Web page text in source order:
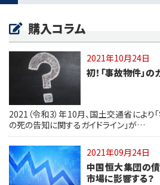
購入コラム
2021年10月24日
初！「事故物件」の
2021（令和3）年10月、国土交通省によ
の死の告知に関するガイドライン」が…
2021年09月24日
中国恒大集団の
市場に影響する？